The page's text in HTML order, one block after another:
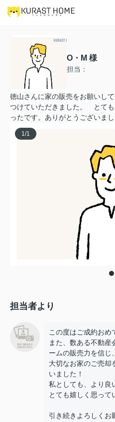
O・M 様
担当：
徳山さんに家の販売をお願いし
つけていただきました。 とて
ったです。ありがとうございまし
1/1
担当者より
この度はご成約おめ
また、数ある不動産
ームの販売力を信じ、
大切なお家のご売却
いました！
私としても、より良
とても嬉しく思って
引き続きよろしくお